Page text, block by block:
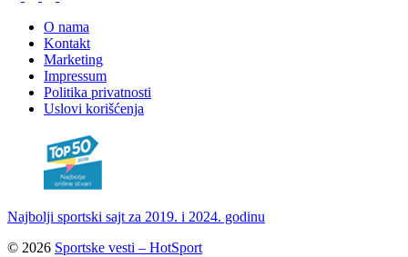
O nama
Kontakt
Marketing
Impressum
Politika privatnosti
Uslovi korišćenja
Najbolji sportski sajt za 2019. i 2024. godinu
© 2026 Sportske vesti – HotSport